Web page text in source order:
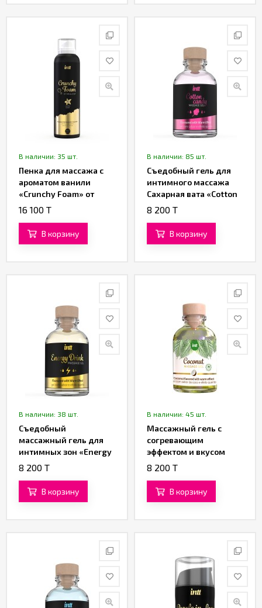
В наличии: 35 шт.
Пенка для массажа с
ароматом ванили
«Crunchy Foam» от
«Intt» (100 ML)
16 100 T
В корзину
В наличии: 85 шт.
Съедобный гель для
интимного массажа
Сахарная вата «Cotton
Candy Massage Gel» от
8 200 T
В корзину
В наличии: 38 шт.
Съедобный
массажный гель для
интимных зон «Energy
Drink» от «Intt» (15 ML)
8 200 T
В корзину
В наличии: 45 шт.
Массажный гель с
согревающим
эффектом и вкусом
кокоса «Coconut
(30 ML)
8 200 T
В корзину